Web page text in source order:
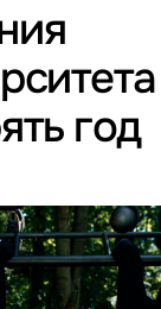
год